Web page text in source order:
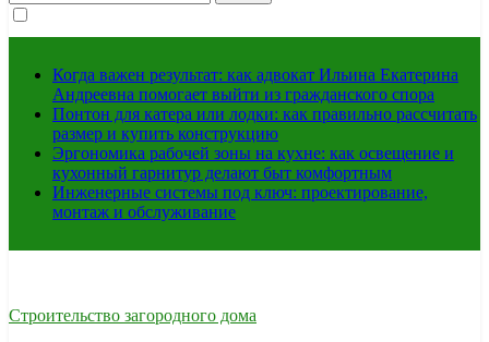
Когда важен результат: как адвокат Ильина Екатерина
Андреевна помогает выйти из гражданского спора
Понтон для катера или лодки: как правильно рассчитать
размер и купить конструкцию
Эргономика рабочей зоны на кухне: как освещение и
кухонный гарнитур делают быт комфортным
Инженерные системы под ключ: проектирование,
монтаж и обслуживание
Строительство загородного дома